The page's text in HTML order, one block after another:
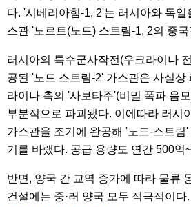
다. '시베리아힘-1, 2'는 러시아와 독
스관 '노르트(노드) 스트림-1, 2의 중
러시아의 특수군사작전(우크라이나
공된 '노드 스트림-2' 가스관은 사실상
라이나 측의 '사보타주'(비밀 폭파 음
부분적으로 파괴됐다. 이에따라 러시
가스관을 조기에 완공해 '노드-스트림
기를 바랬다. 공급 용량도 연간 500억
반면, 양국 간 교역 증가에 따라 물류
건설에는 중·러 양국 모두 적극적이다.